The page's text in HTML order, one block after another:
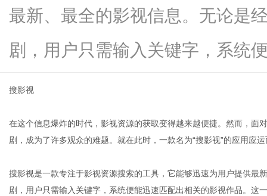
最新、最全的影视信息。无论是
剧，用户只需输入关键字，系统
搜影视
在这个信息爆炸的时代，影视资源的获取变得越来越便捷。然而，面
剧，成为了许多观众的难题。就在此时，一款名为“搜影视”的应用应
搜影视是一款专注于影视资源搜索的工具，它能够迅速为用户提供最
剧，用户只需输入关键字，系统便能迅速匹配出相关的影视作品。这